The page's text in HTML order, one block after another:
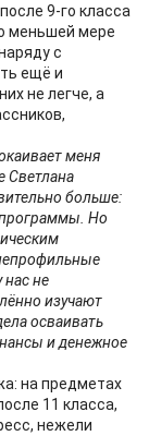
9-го класса
меньшей мере
с
ещё и
не легче, а
меня
Светлана
больше:
программы. Но
нас не
изучают
осваивать
и денежное
на предметах
11 класса,
нежели